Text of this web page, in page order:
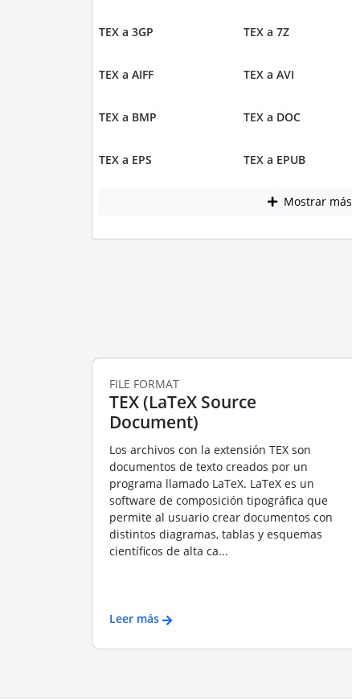
TEX a 3GP TEX a 7Z
TEX a AIFF TEX a AVI
TEX a BMP TEX a DOC
TEX a EPS TEX a EPUB
Mostrar más
FILE FORMAT
TEX (LaTeX Source
Document)
Los archivos con la extensión TEX son
documentos de texto creados por un
programa llamado LaTeX. LaTeX es un
software de composición tipográfica que
permite al usuario crear documentos con
distintos diagramas, tablas y esquemas
científicos de alta ca...
Leer más